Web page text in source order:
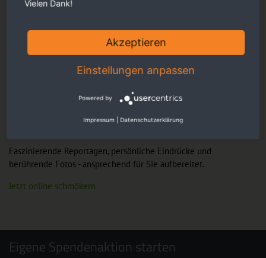
Faszinierende Reportagen, persönliche Eindrücke und
berührende Fotos - ansprechend für Sie aufbereitet.
Jetzt online schmökern
Eigene Spendenaktion starten
Vielen Dank!
Akzeptieren
Einstellungen anpassen
Powered by
Impressum Datenschutzerklärung